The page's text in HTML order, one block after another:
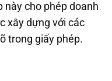
này cho phép doanh
xây dựng với các
trong giấy phép.